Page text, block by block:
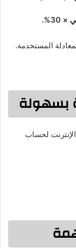
المستخدمة.
بسهولة
لحساب